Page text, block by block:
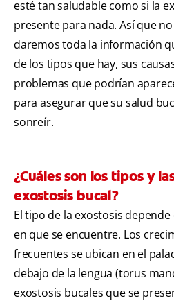
esté tan saludable como si la
presente para nada. Así que
daremos toda la información
de los tipos que hay, sus
problemas que podrían
para asegurar que su salud
sonreír.
¿Cuáles son los tipos y
exostosis bucal?
El tipo de la exostosis
en que se encuentre. Los
frecuentes se ubican en el
debajo de la lengua (torus
exostosis bucales que se